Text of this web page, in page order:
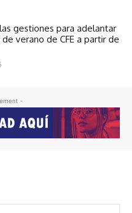
gestiones para adelantar
verano de CFE a partir de
-